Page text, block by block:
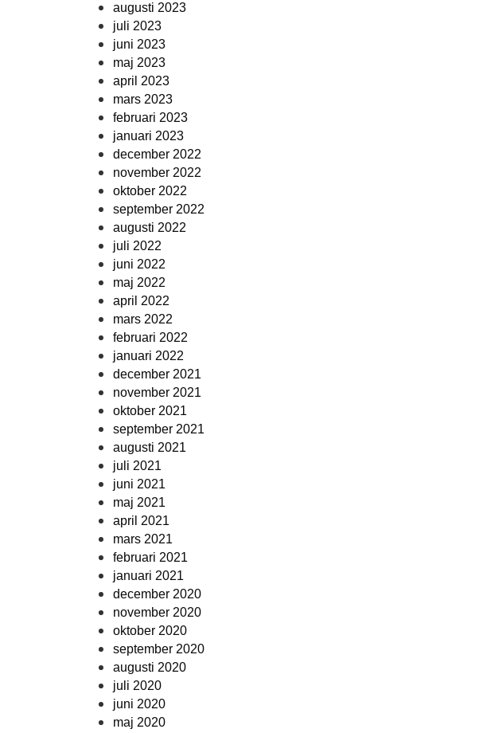
augusti 2023
juli 2023
juni 2023
maj 2023
april 2023
mars 2023
februari 2023
januari 2023
december 2022
november 2022
oktober 2022
september 2022
augusti 2022
juli 2022
juni 2022
maj 2022
april 2022
mars 2022
februari 2022
januari 2022
december 2021
november 2021
oktober 2021
september 2021
augusti 2021
juli 2021
juni 2021
maj 2021
april 2021
mars 2021
februari 2021
januari 2021
december 2020
november 2020
oktober 2020
september 2020
augusti 2020
juli 2020
juni 2020
maj 2020